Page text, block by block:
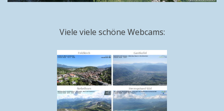
Viele viele schöne Webcams: